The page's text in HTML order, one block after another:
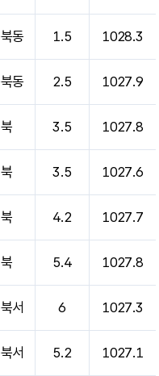
동 1.5 1028.3
동 2.5 1027.9
북 3.5 1027.8
북 3.5 1027.6
북 4.2 1027.7
북 5.4 1027.8
서 6 1027.3
서 5.2 1027.1